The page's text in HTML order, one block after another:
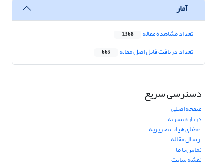
آمار
تعداد مشاهده مقاله 1,368
تعداد دریافت فایل اصل مقاله 666
دسترسی سریع
صفحه اصلی
درباره نشریه
اعضای هیات تحریریه
ارسال مقاله
تماس با ما
نقشه سایت